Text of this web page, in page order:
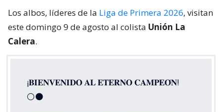
Los albos, líderes de la Liga de Primera 2026, visitan
este domingo 9 de agosto al colista Unión La
Calera.
¡𝐁𝐈𝐄𝐍𝐕𝐄𝐍𝐈𝐃𝐎 𝐀𝐋 𝐄𝐓𝐄𝐑𝐍𝐎 𝐂𝐀𝐌𝐏𝐄𝐎́𝐍!
⚪⚫